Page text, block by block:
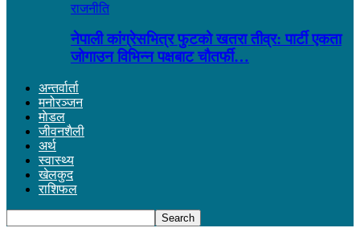
राजनीति
नेपाली कांग्रेसभित्र फुटको खतरा तीव्र: पार्टी एकता
जोगाउन विभिन्न पक्षबाट चौतर्फी…
अन्तर्वार्ता
मनोरञ्जन
माेडल
जीवनशैली
अर्थ
स्वास्थ्य
खेलकुद
राशिफल